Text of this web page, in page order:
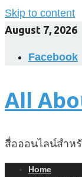
Skip to content
August 7, 2026
Facebook
All
สื่อออนไลน์สำห
Home